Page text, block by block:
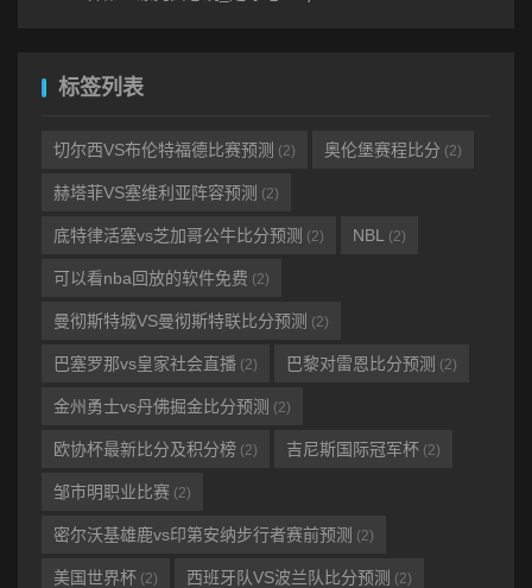
标签列表
切尔西VS布伦特福德比赛预测 (2) 奥伦堡赛程比分 (2)
赫塔菲VS塞维利亚阵容预测 (2)
底特律活塞vs芝加哥公牛比分预测 (2) NBL (2)
可以看nba回放的软件免费 (2)
曼彻斯特城VS曼彻斯特联比分预测 (2)
巴塞罗那vs皇家社会直播 (2) 巴黎对雷恩比分预测 (2)
金州勇士vs丹佛掘金比分预测 (2)
欧协杯最新比分及积分榜 (2) 吉尼斯国际冠军杯 (2)
邹市明职业比赛 (2)
密尔沃基雄鹿vs印第安纳步行者赛前预测 (2)
美国世界杯 (2) 西班牙队VS波兰队比分预测 (2)